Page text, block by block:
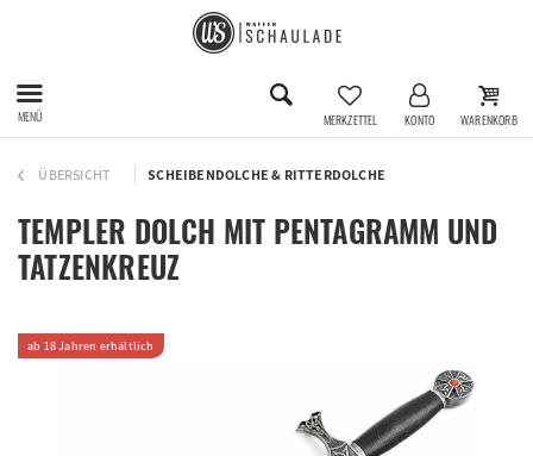
MENÜ MERKZETTEL KONTO WARENKORB
ÜBERSICHT SCHEIBENDOLCHE & RITTERDOLCHE
TEMPLER DOLCH MIT PENTAGRAMM UND
TATZENKREUZ
ab 18 Jahren erhältlich